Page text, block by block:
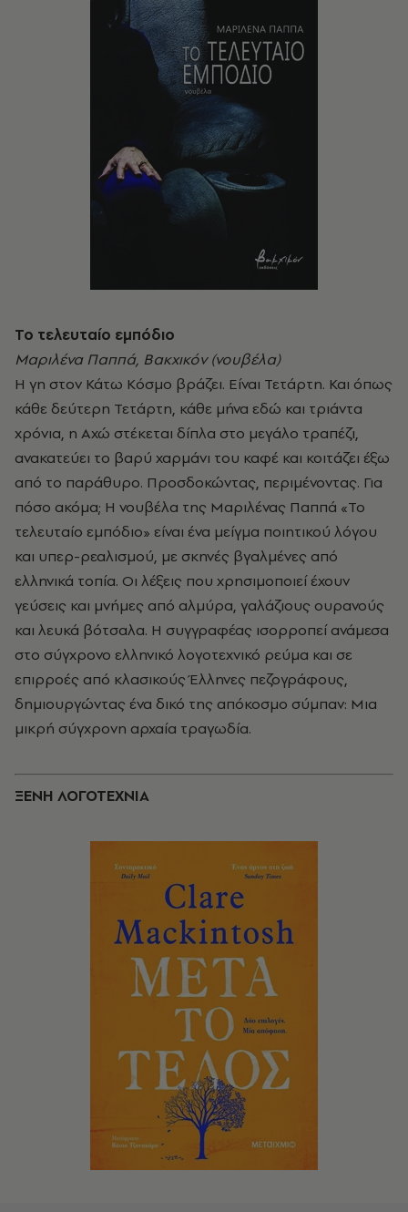
Το τελευταίο εμπόδιο
Μαριλένα Παππά, Βακχικόν (νουβέλα)
Η γη στον Κάτω Κόσμο βράζει. Είναι Τετάρτη. Και όπως
κάθε δεύτερη Τετάρτη, κάθε μήνα εδώ και τριάντα
χρόνια, η Αχώ στέκεται δίπλα στο μεγάλο τραπέζι,
ανακατεύει το βαρύ χαρμάνι του καφέ και κοιτάζει έξω
από το παράθυρο. Προσδοκώντας, περιμένοντας. Για
πόσο ακόμα; Η νουβέλα της Μαριλένας Παππά «Το
τελευταίο εμπόδιο» είναι ένα μείγμα ποιητικού λόγου
και υπερ-ρεαλισμού, με σκηνές βγαλμένες από
ελληνικά τοπία. Οι λέξεις που χρησιμοποιεί έχουν
γεύσεις και μνήμες από αλμύρα, γαλάζιους ουρανούς
και λευκά βότσαλα. Η συγγραφέας ισορροπεί ανάμεσα
στο σύγχρονο ελληνικό λογοτεχνικό ρεύμα και σε
επιρροές από κλασικούς Έλληνες πεζογράφους,
δημιουργώντας ένα δικό της απόκοσμο σύμπαν: Μια
μικρή σύγχρονη αρχαία τραγωδία.
ΞΕΝΗ ΛΟΓΟΤΕΧΝΙΑ